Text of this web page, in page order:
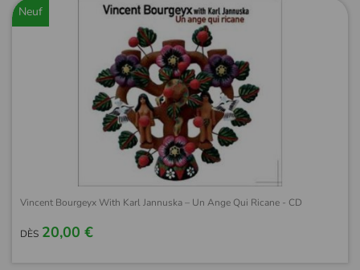
Neuf
Vincent Bourgeyx With Karl Jannuska – Un Ange Qui Ricane - CD
DÈS 20,00 €